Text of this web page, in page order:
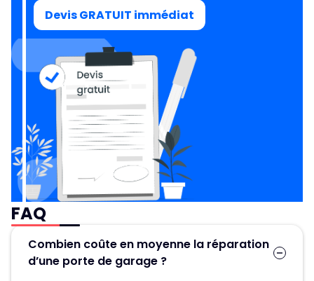
Devis GRATUIT immédiat
FAQ
Combien coûte en moyenne la réparation
d’une porte de garage ?